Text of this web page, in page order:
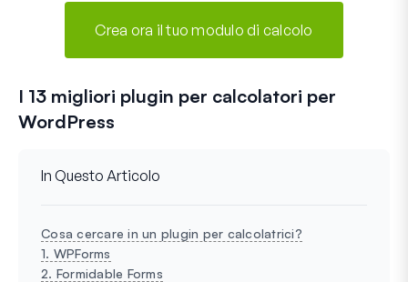
Crea ora il tuo modulo di calcolo
I 13 migliori plugin per calcolatori per
WordPress
In Questo Articolo
Cosa cercare in un plugin per calcolatrici?
1. WPForms
2. Formidable Forms